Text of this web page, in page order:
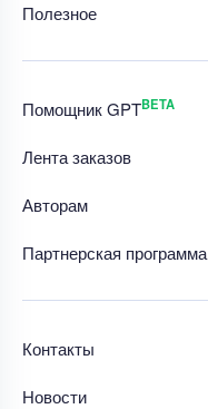
Полезное
Помощник GPTBETA
Лента заказов
Авторам
Партнерская программа
Контакты
Новости